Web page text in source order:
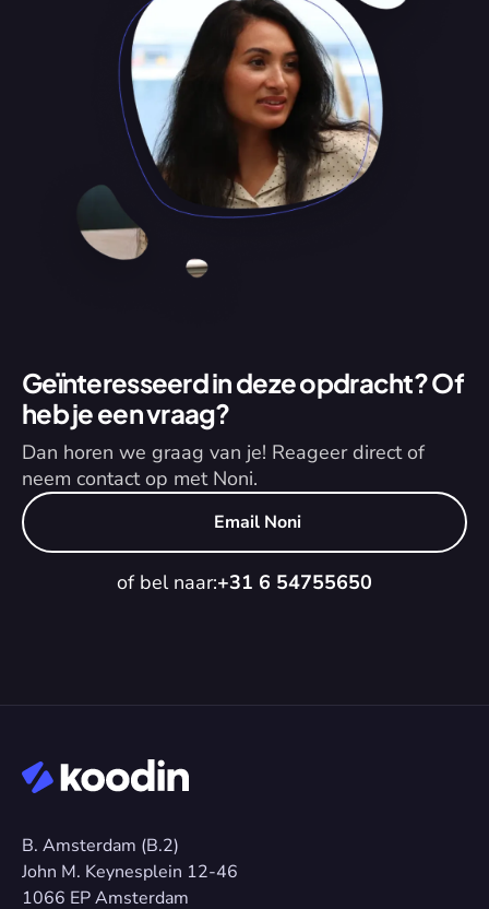
Geïnteresseerd in deze opdracht? Of
heb je een vraag?
Dan horen we graag van je! Reageer direct of
neem contact op met Noni.
Email Noni
of bel naar:+31 6 54755650
B. Amsterdam (B.2)
John M. Keynesplein 12-46
1066 EP Amsterdam